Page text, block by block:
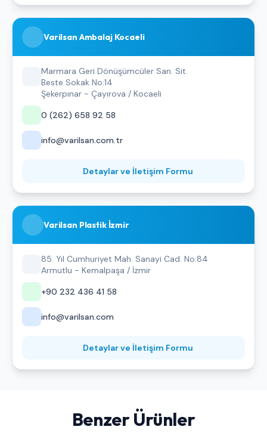
Varilsan Ambalaj Kocaeli
Marmara Geri Dönüşümcüler San. Sit.
Beste Sokak No:14
Şekerpınar - Çayırova / Kocaeli
0 (262) 658 92 58
info@varilsan.com.tr
Detaylar ve İletişim Formu
Varilsan Plastik İzmir
85. Yıl Cumhuriyet Mah. Sanayi Cad. No:84
Armutlu - Kemalpaşa / İzmir
+90 232 436 41 58
info@varilsan.com
Detaylar ve İletişim Formu
Benzer Ürünler